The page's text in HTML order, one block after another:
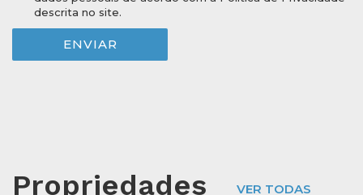
descrita no site.
ENVIAR
Propriedades
VER TODAS